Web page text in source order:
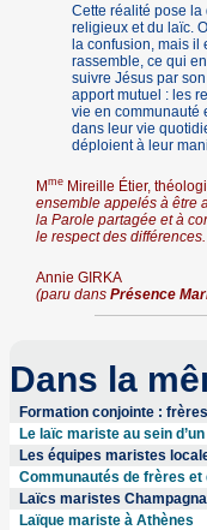
Cette réalité pose la
religieux et du laïc.
la confusion, mais il
rassemble, ce qui
suivre Jésus par
apport mutuel : les
vie en communauté
dans leur vie
déploient à leur
Mme Mireille Étier,
ensemble appelés à être
la Parole partagée et à
le respect des
Annie GIRKA
(paru dansPrésence
Dans la
Formation conjointe :
Le laïc mariste au sein
Les équipes maristes
Communautés de frères
Laïcs maristes
Laïque mariste à Athènes